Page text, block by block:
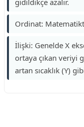
gidildikçe azalır.
Ordinat:
İlişki: Genelde X
ortaya çıkan veriyi
artan sıcaklık (Y)